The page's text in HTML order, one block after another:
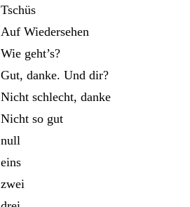
Tschüs
Auf Wiedersehen
Wie geht’s?
Gut, danke. Und dir?
Nicht schlecht, danke
Nicht so gut
null
eins
zwei